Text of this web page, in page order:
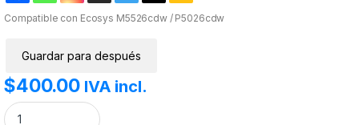
Compatible con Ecosys M5526cdw / P5026cdw
Guardar para después
$400.00 IVA incl.
Cartucho de Toner compatible AT-KTK5242C CYAN cantidad